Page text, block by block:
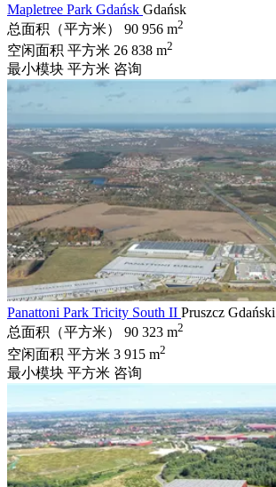
Mapletree Park Gdańsk Gdańsk
总面积（平方米）
90 956 m2
空闲面积 平方米 26 838 m2
最小模块 平方米 咨询
Panattoni Park Tricity South II Pruszcz Gdański
总面积（平方米）
90 323 m2
空闲面积 平方米 3 915 m2
最小模块 平方米 咨询